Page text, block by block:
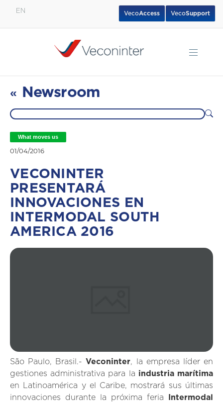
EN VecoSupport
VecoAccess
« Newsroom
What moves us
01/04/2016
VECONINTER
PRESENTARÁ
INNOVACIONES EN
INTERMODAL SOUTH
AMERICA 2016
São Paulo, Brasil.- Veconinter, la empresa líder en
gestiones administrativa para la industria marítima
en Latinoamérica y el Caribe, mostrará sus últimas
innovaciones durante la próxima feria
Intermodal